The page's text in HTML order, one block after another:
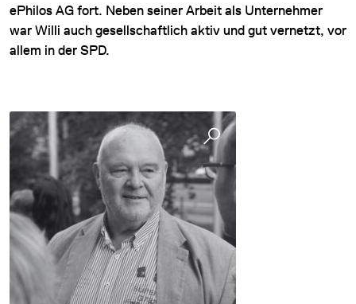
ePhilos AG fort. Neben seiner Arbeit als Unternehmer
war Willi auch gesellschaftlich aktiv und gut vernetzt, vor
allem in der SPD.